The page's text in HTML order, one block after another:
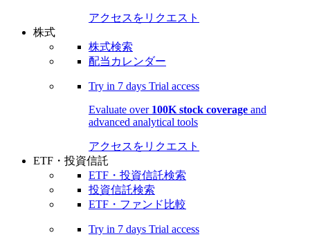
アクセスをリクエスト
株式
株式検索
配当カレンダー
Try in 7 days Trial access
Evaluate over 100K stock coverage and
advanced analytical tools
アクセスをリクエスト
ETF・投資信託
ETF・投資信託検索
投資信託検索
ETF・ファンド比較
Try in 7 days Trial access